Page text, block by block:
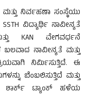
ನಿರ್ವಹಣಾ ಸಂಸ್ಥೆಯು
ವಿದ್ಯಾರ್ಥಿ ನಾವೀನ್ಯತೆ
KAN ವೇಗವರ್ಧನೆ
ನಾವೀನ್ಯತೆ ಮತ್ತು
ನಿರ್ಮಿಸುತ್ತಿದೆ. ಈ
ಬೆಂಬಲಿಸುತ್ತಿದೆ ಮತ್ತು
ಶಾರ್ಕ್ ಟ್ಯಾಂಕ್ ಹಳೆಯ